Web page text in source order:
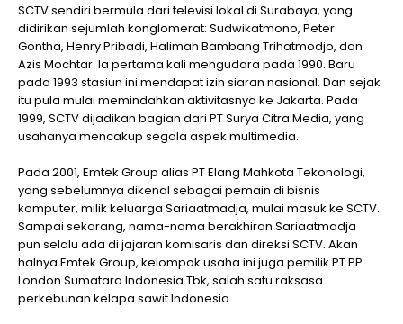
SCTV sendiri bermula dari televisi lokal di Surabaya, yang
didirikan sejumlah konglomerat: Sudwikatmono, Peter
Gontha, Henry Pribadi, Halimah Bambang Trihatmodjo, dan
Azis Mochtar. Ia pertama kali mengudara pada 1990. Baru
pada 1993 stasiun ini mendapat izin siaran nasional. Dan sejak
itu pula mulai memindahkan aktivitasnya ke Jakarta. Pada
1999, SCTV dijadikan bagian dari PT Surya Citra Media, yang
usahanya mencakup segala aspek multimedia.
Pada 2001, Emtek Group alias PT Elang Mahkota Tekonologi,
yang sebelumnya dikenal sebagai pemain di bisnis
komputer, milik keluarga Sariaatmadja, mulai masuk ke SCTV.
Sampai sekarang, nama-nama berakhiran Sariaatmadja
pun selalu ada di jajaran komisaris dan direksi SCTV. Akan
halnya Emtek Group, kelompok usaha ini juga pemilik PT PP
London Sumatara Indonesia Tbk, salah satu raksasa
perkebunan kelapa sawit Indonesia.